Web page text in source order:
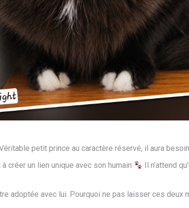
petit prince au caractère réservé, il aura
créer un lien unique avec son humain
Il n’attend
adoptée avec lui. Pourquoi ne pas laisser ces deux